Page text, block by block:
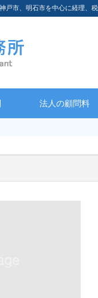
戸市、明石市を中心に経理、
法人の顧問料